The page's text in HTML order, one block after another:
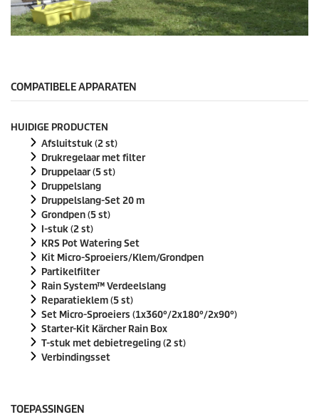
o
n
COMPATIBELE APPARATEN
HUIDIGE PRODUCTEN
Afsluitstuk (2 st)
Drukregelaar met filter
Druppelaar (5 st)
Druppelslang
Druppelslang-Set 20 m
Grondpen (5 st)
I-stuk (2 st)
KRS Pot Watering Set
Kit Micro-Sproeiers/Klem/Grondpen
Partikelfilter
Rain System™ Verdeelslang
Reparatieklem (5 st)
Set Micro-Sproeiers (1x360°/2x180°/2x90°)
Starter-Kit Kärcher Rain Box
T-stuk met debietregeling (2 st)
Verbindingsset
TOEPASSINGEN